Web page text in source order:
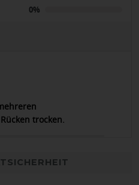
0%
trocken.